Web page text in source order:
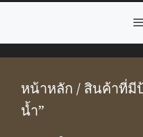
หน้าหลัก / สินค้าที่มี
น้ำ”